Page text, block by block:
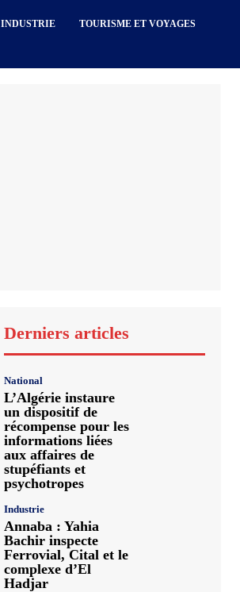
INDUSTRIE TOURISME ET VOYAGES
Derniers articles
National
L’Algérie instaure
un dispositif de
récompense pour les
informations liées
aux affaires de
stupéfiants et
psychotropes
Industrie
Annaba : Yahia
Bachir inspecte
Ferrovial, Cital et le
complexe d’El
Hadjar